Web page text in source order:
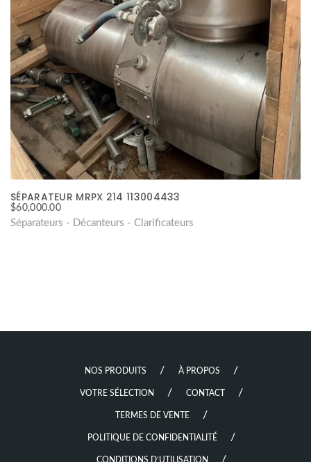
SÉPARATEUR MRPX 214 113004433
$60,000.00
Séparateurs - Décanteurs - Clarificateurs
NOS PRODUITS À PROPOS
VOTRE SÉLECTION CONTACT
TERMES DE VENTE
POLITIQUE DE CONFIDENTIALITÉ
CONDITIONS D’UTILISATION